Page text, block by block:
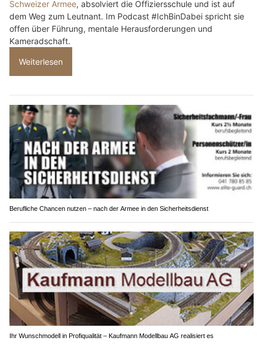
Schweizer Armee, absolviert die Offiziersschule und ist auf
dem Weg zum Leutnant. Im Podcast #IchBinDabei spricht sie
offen über Führung, mentale Herausforderungen und
Kameradschaft.
Weiterlesen
Berufliche Chancen nutzen – nach der Armee in den Sicherheitsdienst
Ihr Wunschmodell in Profiqualität – Kaufmann Modellbau AG realisiert es